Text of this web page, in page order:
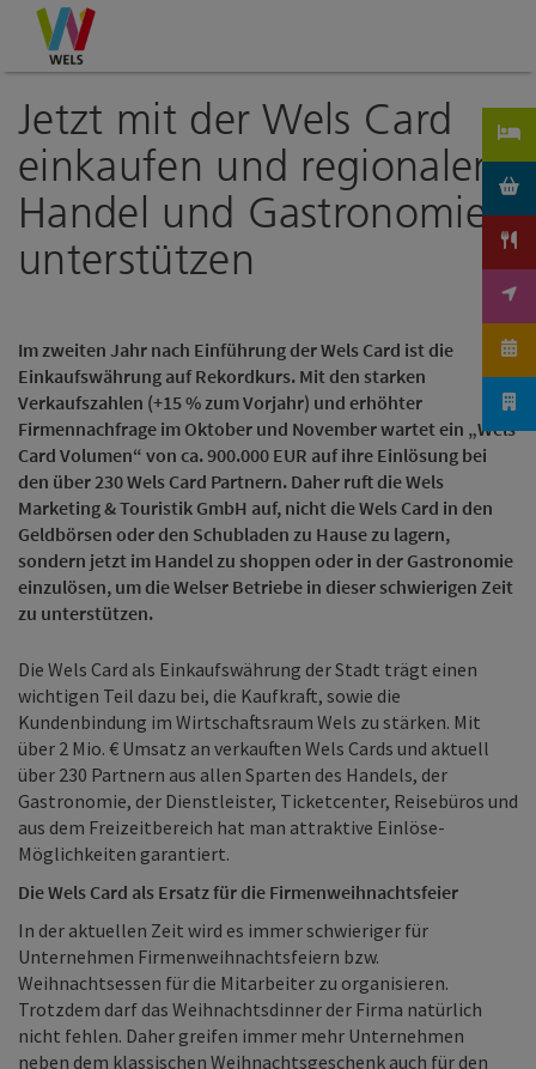
Zum Inhalt
Zur Navigation
Zum Seitenanfang
Jetzt mit der Wels Card
einkaufen und regionalen
Handel und Gastronomie
unterstützen
Im zweiten Jahr nach Einführung der Wels Card ist die
Einkaufswährung auf Rekordkurs. Mit den starken
Verkaufszahlen (+15 % zum Vorjahr) und erhöhter
Firmennachfrage im Oktober und November wartet ein „Wels
Card Volumen“ von ca. 900.000 EUR auf ihre Einlösung bei
den über 230 Wels Card Partnern. Daher ruft die Wels
Marketing & Touristik GmbH auf, nicht die Wels Card in den
Geldbörsen oder den Schubladen zu Hause zu lagern,
sondern jetzt im Handel zu shoppen oder in der Gastronomie
einzulösen, um die Welser Betriebe in dieser schwierigen Zeit
zu unterstützen.
Die Wels Card als Einkaufswährung der Stadt trägt einen
wichtigen Teil dazu bei, die Kaufkraft, sowie die
Kundenbindung im Wirtschaftsraum Wels zu stärken. Mit
über 2 Mio. € Umsatz an verkauften Wels Cards und aktuell
über 230 Partnern aus allen Sparten des Handels, der
Gastronomie, der Dienstleister, Ticketcenter, Reisebüros und
aus dem Freizeitbereich hat man attraktive Einlöse-
Möglichkeiten garantiert.
Die Wels Card als Ersatz für die Firmenweihnachtsfeier
In der aktuellen Zeit wird es immer schwieriger für
Unternehmen Firmenweihnachtsfeiern bzw.
Weihnachtsessen für die Mitarbeiter zu organisieren.
Trotzdem darf das Weihnachtsdinner der Firma natürlich
nicht fehlen. Daher greifen immer mehr Unternehmen
neben dem klassischen Weihnachtsgeschenk auch für den